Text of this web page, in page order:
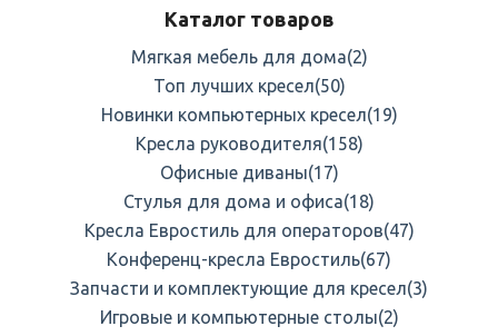
Каталог товаров
Мягкая мебель для дома(2)
Топ лучших кресел(50)
Новинки компьютерных кресел(19)
Кресла руководителя(158)
Офисные диваны(17)
Стулья для дома и офиса(18)
Кресла Евростиль для операторов(47)
Конференц-кресла Евростиль(67)
Запчасти и комплектующие для кресел(3)
Игровые и компьютерные столы(2)